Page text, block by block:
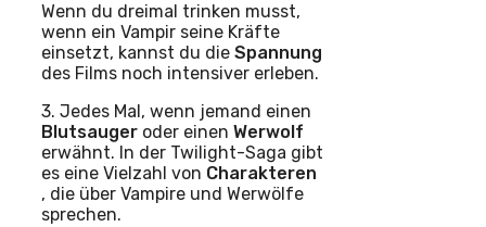
Wenn du dreimal trinken musst,
wenn ein Vampir seine Kräfte
einsetzt, kannst du die Spannung
des Films noch intensiver erleben.
3. Jedes Mal, wenn jemand einen
Blutsauger oder einen Werwolf
erwähnt. In der Twilight-Saga gibt
es eine Vielzahl von Charakteren
, die über Vampire und Werwölfe
sprechen.